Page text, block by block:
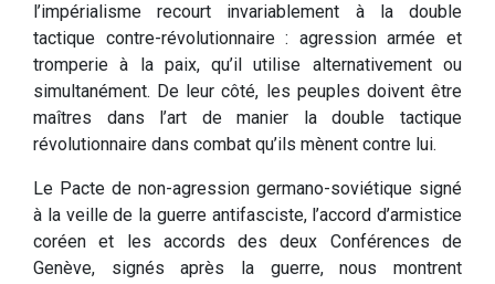
l’impérialisme recourt invariablement à la double
tactique contre-révolutionnaire : agression armée et
tromperie à la paix, qu’il utilise alternativement ou
simultanément. De leur côté, les peuples doivent être
maîtres dans l’art de manier la double tactique
révolutionnaire dans combat qu’ils mènent contre lui.
Le Pacte de non-agression germano-soviétique signé
à la veille de la guerre antifasciste, l’accord d’armistice
coréen et les accords des deux Conférences de
Genève, signés après la guerre, nous montrent